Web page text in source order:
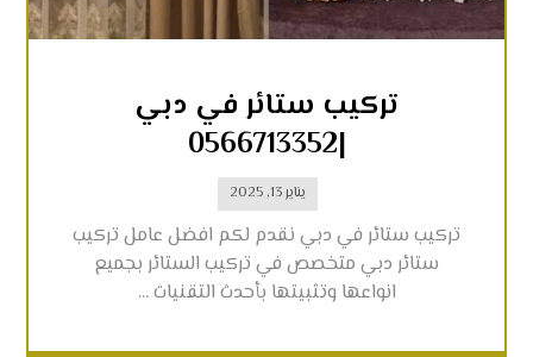
تركيب ستائر في دبي
|0566713352
يناير 13, 2025
تركيب ستائر في دبي نقدم لكم افضل عامل تركيب
ستائر دبي متخصص في تركيب الستائر بجميع
انواعها وتثبيتها بأحدث التقنيات ...